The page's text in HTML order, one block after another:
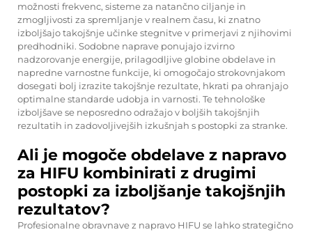
možnosti frekvenc, sisteme za natančno ciljanje in
zmogljivosti za spremljanje v realnem času, ki znatno
izboljšajo takojšnje učinke stegnitve v primerjavi z njihovimi
predhodniki. Sodobne naprave ponujajo izvirno
nadzorovanje energije, prilagodljive globine obdelave in
napredne varnostne funkcije, ki omogočajo strokovnjakom
dosegati bolj izrazite takojšnje rezultate, hkrati pa ohranjajo
optimalne standarde udobja in varnosti. Te tehnološke
izboljšave se neposredno odražajo v boljših takojšnjih
rezultatih in zadovoljivejših izkušnjah s postopki za stranke.
Ali je mogoče obdelave z napravo
za HIFU kombinirati z drugimi
postopki za izboljšanje takojšnjih
rezultatov?
Profesionalne obravnave z napravo HIFU se lahko strategično